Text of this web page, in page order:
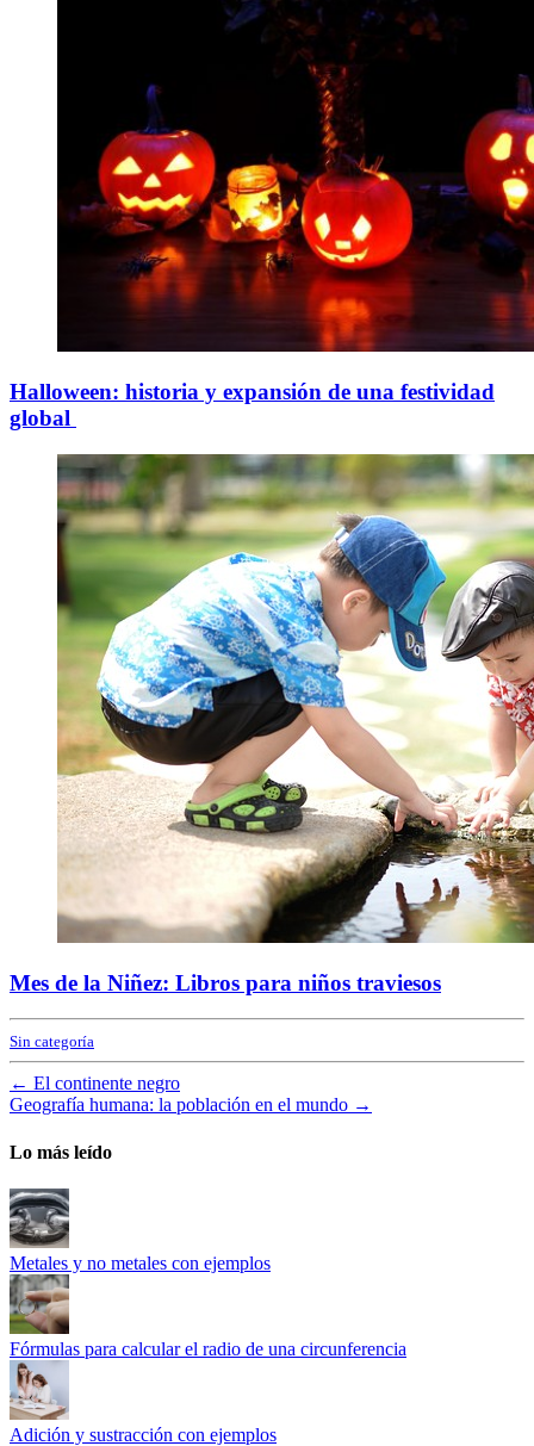
Halloween: historia y expansión de una festividad
global
Mes de la Niñez: Libros para niños traviesos
Sin categoría
← El continente negro
Geografía humana: la población en el mundo →
Lo más leído
Metales y no metales con ejemplos
Fórmulas para calcular el radio de una circunferencia
Adición y sustracción con ejemplos